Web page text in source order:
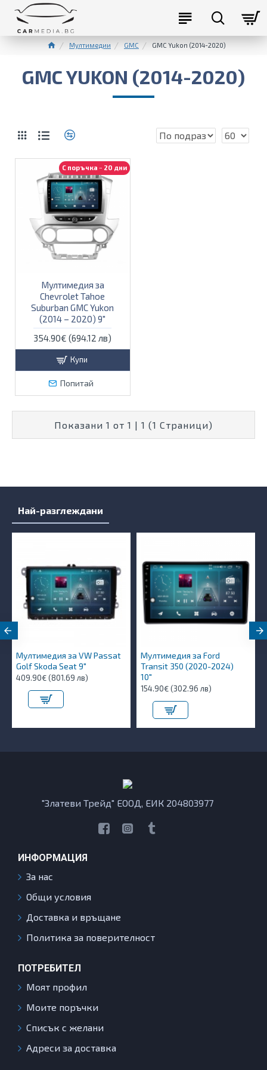
Мултимедии GMC GMC Yukon (2014-2020)
GMC YUKON (2014-2020)
С поръчка ~ 20 дни
Мултимедия за
Chevrolet Tahoe
Suburban GMC Yukon
(2014 – 2020) 9″
354.90€ (694.12 лв)
Купи
Попитай
Показани 1 от 1 | 1 (1 Страници)
Най-разглеждани
Мултимедия за VW Passat
Golf Skoda Seat 9"
409.90€ (801.69 лв)
Мултимедия за Ford
Transit 350 (2020-2024)
10″
154.90€ (302.96 лв)
"Златеви Трейд" ЕООД, ЕИК 204803977
ИНФОРМАЦИЯ
За нас
Общи условия
Доставка и връщане
Политика за поверителност
ПОТРЕБИТЕЛ
Моят профил
Моите поръчки
Списък с желани
Адреси за доставка